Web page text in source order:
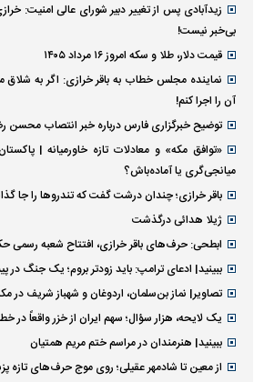
زیدآبادی پس از تغییر دبیر شورای عالی امنیت:
بی‌خبر نیست!
قیمت دلار، طلا و سکه امروز ۱۶ مرداد ۱۴۰۵
نماینده مجلس خطاب به باقر خرازی: اگر به
آن را اجرا کنم!
توضیح خبرگزاری فارس درباره خبر انتصاب محسن
«توافق مکه» و معادلات تازه خاورمیانه |
میانجی‌گری یا آماده‌باش؟
باقر خرازی؛ چندان درشت گفت که تندروها را جا
ژیلا هدائی درگذشت
ابطحی: حرف‌های باقر خرازی، افتتاح شعبه
ببینید| ادعای ترامپ: باید زودتر بروم؛ یک جنگ در
تصاویر| نماز بن‌سلمان، اردوغان و شهباز شریف در
یک لایحه، هزار سؤال؛ سهم ایران از خزر واقعاً در
ببینید| هنرمندان در مراسم ختم مریم همتیان
از معین تا شادمهر عقیلی؛ روی موج حرف‌های تازه